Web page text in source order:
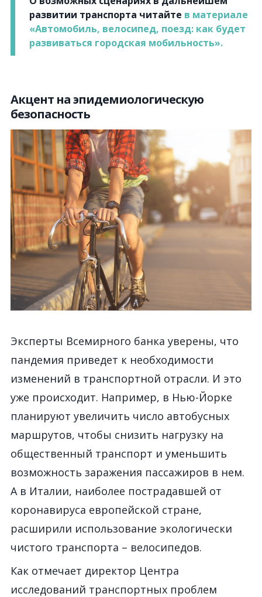
развитии транспорта читайте в материале
«Автомобиль, велосипед, поезд: как будет
развиваться городская мобильность».
Акцент на эпидемиологическую
безопасность
Эксперты Всемирного банка уверены, что
пандемия приведет к необходимости
изменений в транспортной отрасли. И это
уже происходит. Например, в Нью-Йорке
планируют увеличить число автобусных
маршрутов, чтобы снизить нагрузку на
общественный транспорт и уменьшить
возможность заражения пассажиров в нем.
А в Италии, наиболее пострадавшей от
коронавируса европейской стране,
расширили использование экологически
чистого транспорта – велосипедов.
Как отмечает директор Центра
исследований транспортных проблем